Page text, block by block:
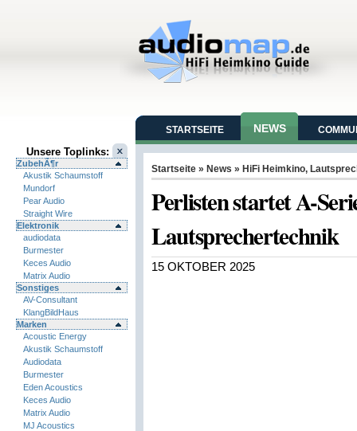
Unsere Toplinks:
ZubehÃ¶r
Akustik Schaumstoff
Mundorf
Pear Audio
Straight Wire
Elektronik
audiodata
Burmester
Keces Audio
Matrix Audio
Sonstiges
AV-Consultant
KlangBildHaus
Marken
Acoustic Energy
Akustik Schaumstoff
Audiodata
Burmester
Eden Acoustics
Keces Audio
Matrix Audio
MJ Acoustics
STARTSEITE NEWS
Startseite » News » HiFi Heimkino,
Perlisten startet A-
Lautsprechertechnik
15 OKTOBER 2025